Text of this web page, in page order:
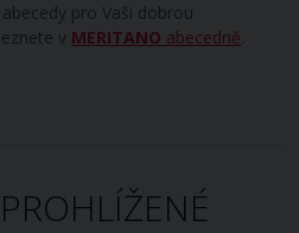
pro Vaši dobrou
v MERITANO abecedně